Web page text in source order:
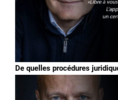
De quelles procédures